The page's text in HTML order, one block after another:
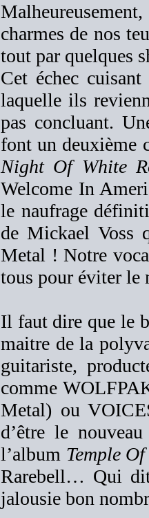
charmes de nos
tout par quelques
Cet échec
laquelle ils
pas concluant.
font un deuxième
Night Of White
Welcome In
le naufrage
de Mickael Voss
Metal ! Notre
tous pour éviter le
Il faut dire que le
maitre de la
guitariste,
comme
Metal) ou
d’être le
l’album Temple
Rarebell… Qui
jalousie bon